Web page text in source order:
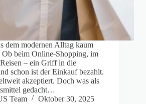
dem modernen Alltag kaum
Ob beim Online-Shopping, im
– ein Griff in die
schon ist der Einkauf bezahlt.
akzeptiert. Doch was als
gedacht…
Team
Oktober 30, 2025